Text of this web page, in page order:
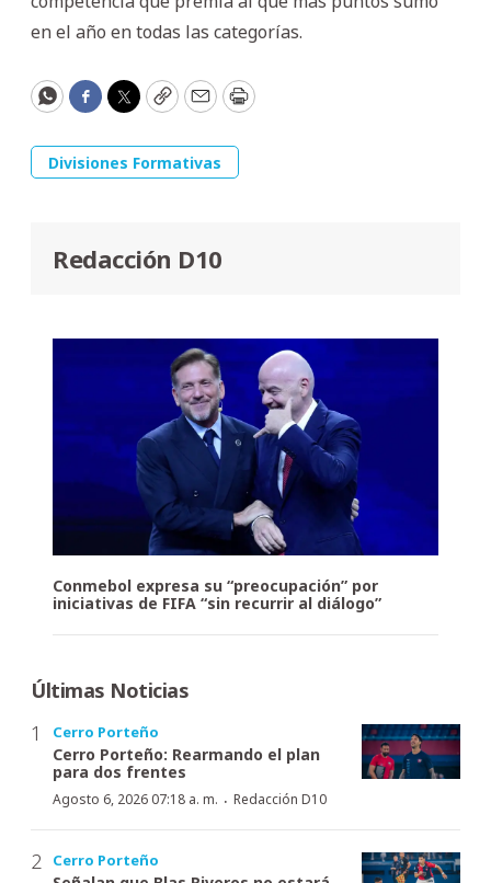
en el año en todas las categorías.
WhatsApp
Facebook
Twitter
CopyEmailPrint
Divisiones Formativas
Redacción D10
Conmebol expresa su “preocupación” por
iniciativas de FIFA “sin recurrir al diálogo”
Últimas Noticias
Cerro Porteño
Cerro Porteño: Rearmando el plan
para dos frentes
Agosto 6, 2026 07:18 a. m. · Redacción D10
Cerro Porteño